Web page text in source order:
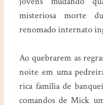
misteriosa morte
renomado internato
Ao quebrarem as
noite em uma
rica família de
comandos de Mick